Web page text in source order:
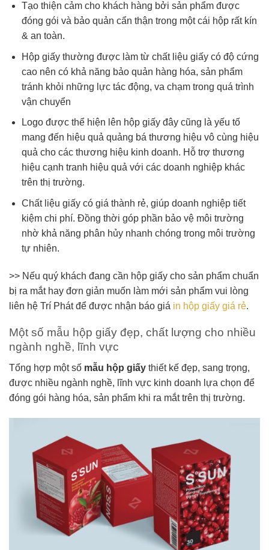
Tạo thiện cảm cho khách hàng bởi sản phẩm được
đóng gói và bảo quản cẩn thận trong một cái hộp rất kín
& an toàn.
Hộp giấy thường được làm từ chất liệu giấy có độ cứng
cao nên có khả năng bảo quản hàng hóa, sản phẩm
tránh khỏi những lực tác động, va chạm trong quá trình
vận chuyển
Logo được thể hiện lên hộp giấy đây cũng là yếu tố
mang đến hiệu quả quảng bá thương hiệu vô cùng hiệu
quả cho các thương hiệu kinh doanh. Hỗ trợ thương
hiệu cạnh tranh hiệu quả với các doanh nghiệp khác
trên thị trường.
Chất liệu giấy có giá thành rẻ, giúp doanh nghiệp tiết
kiệm chi phí. Đồng thời góp phần bảo vệ môi trường
nhờ khả năng phân hủy nhanh chóng trong môi trường
tự nhiên.
>> Nếu quý khách đang cần hộp giấy cho sản phẩm chuẩn
bị ra mắt hay đơn giản muốn làm mới sản phẩm vui lòng
liên hệ Trí Phát để được nhận báo giá in hộp giấy giá rẻ.
Một số mẫu hộp giấy đẹp, chất lượng cho nhiều
ngành nghề, lĩnh vực
Tổng hợp một số mẫu hộp giấy thiết kế đẹp, sang trọng,
được nhiều ngành nghề, lĩnh vực kinh doanh lựa chọn để
đóng gói hàng hóa, sản phẩm khi ra mắt trên thị trường.